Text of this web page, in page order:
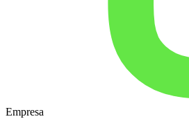
Empresa